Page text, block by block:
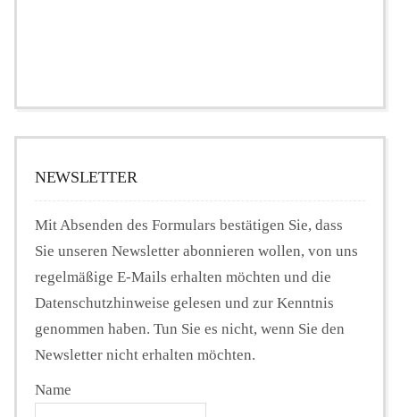
NEWSLETTER
Mit Absenden des Formulars bestätigen Sie, dass
Sie unseren Newsletter abonnieren wollen, von uns
regelmäßige E-Mails erhalten möchten und die
Datenschutzhinweise gelesen und zur Kenntnis
genommen haben. Tun Sie es nicht, wenn Sie den
Newsletter nicht erhalten möchten.
Name